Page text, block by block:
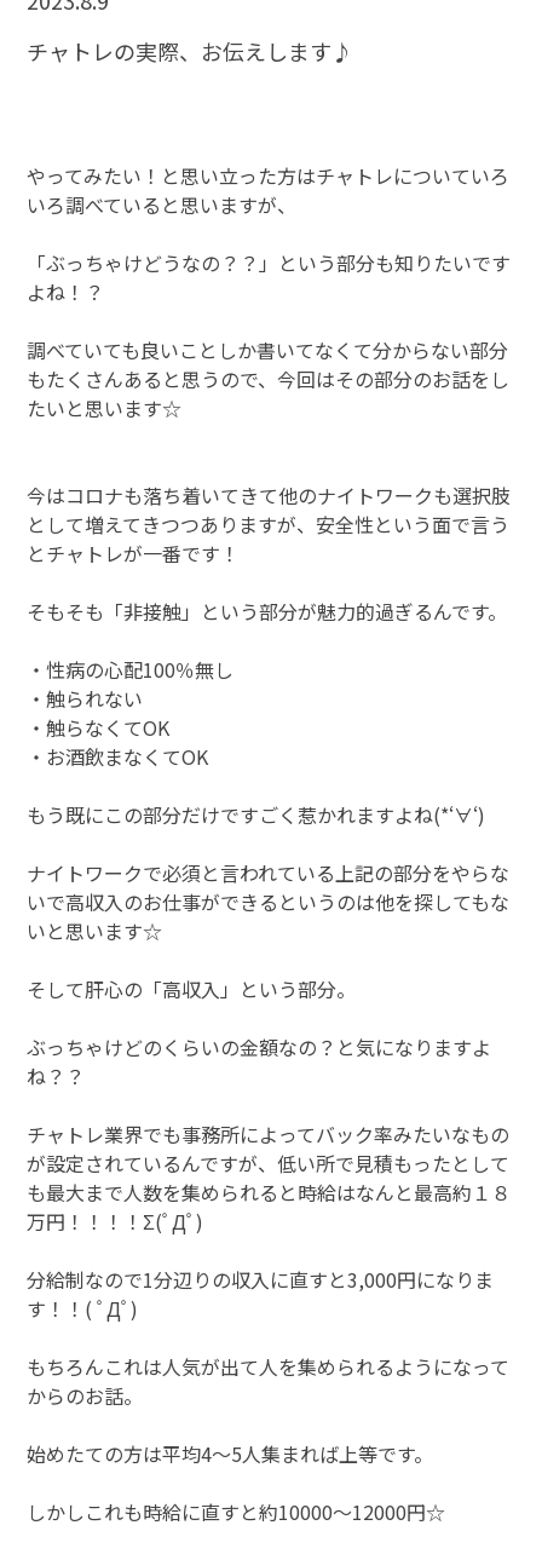
チャトレの実際、お伝えします♪
やってみたい！と思い立った方はチャトレについていろ
いろ調べていると思いますが、
「ぶっちゃけどうなの？？」という部分も知りたいです
よね！？
調べていても良いことしか書いてなくて分からない部分
もたくさんあると思うので、今回はその部分のお話をし
たいと思います☆
今はコロナも落ち着いてきて他のナイトワークも選択肢
として増えてきつつありますが、安全性という面で言う
とチャトレが一番です！
そもそも「非接触」という部分が魅力的過ぎるんです。
・性病の心配100％無し
・触られない
・触らなくてOK
・お酒飲まなくてOK
もう既にこの部分だけですごく惹かれますよね(*‘∀‘)
ナイトワークで必須と言われている上記の部分をやらな
いで高収入のお仕事ができるというのは他を探してもな
いと思います☆
そして肝心の「高収入」という部分。
ぶっちゃけどのくらいの金額なの？と気になりますよ
ね？？
チャトレ業界でも事務所によってバック率みたいなもの
が設定されているんですが、低い所で見積もったとして
も最大まで人数を集められると時給はなんと最高約１８
万円！！！！Σ(ﾟДﾟ)
分給制なので1分辺りの収入に直すと3,000円になりま
す！！( ﾟДﾟ)
もちろんこれは人気が出て人を集められるようになって
からのお話。
始めたての方は平均4～5人集まれば上等です。
しかしこれも時給に直すと約10000～12000円☆